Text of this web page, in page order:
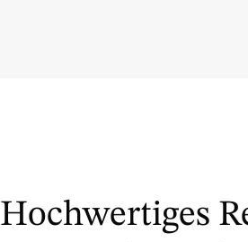
Hochwertiges